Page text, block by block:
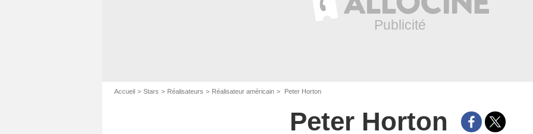
Accueil Stars Réalisateurs Réalisateur américain Peter Horton
Peter Horton